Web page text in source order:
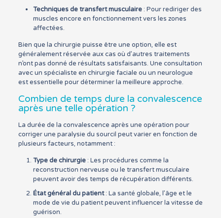
Techniques de transfert musculaire: Pour rediriger des
muscles encore en fonctionnement vers les zones
affectées.
Bien que la chirurgie puisse être une option, elle est
généralement réservée aux cas où d’autres traitements
n’ont pas donné de résultats satisfaisants. Une consultation
avec un spécialiste en chirurgie faciale ou un neurologue
est essentielle pour déterminer la meilleure approche.
Combien de temps dure la convalescence
après une telle opération ?
La durée de la convalescence après une opération pour
corriger une paralysie du sourcil peut varier en fonction de
plusieurs facteurs, notamment :
Type de chirurgie: Les procédures comme la
reconstruction nerveuse ou le transfert musculaire
peuvent avoir des temps de récupération différents.
État général du patient: La santé globale, l’âge et le
mode de vie du patient peuvent influencer la vitesse de
guérison.